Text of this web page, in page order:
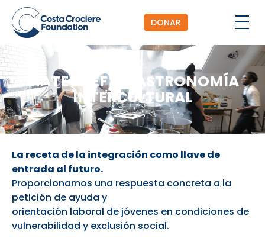
DONAR
MATECHEF – GASTRONOMÍA
INTERCULTURAL
La receta de la integración como llave de
entrada al futuro.
Proporcionamos una respuesta concreta a la
petición de ayuda y
orientación laboral de jóvenes en condiciones de
vulnerabilidad y exclusión social.